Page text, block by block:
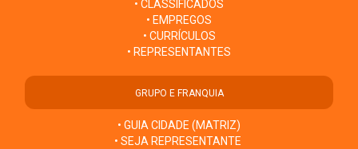
• CLASSIFICADOS
• EMPREGOS
• CURRÍCULOS
• REPRESENTANTES
GRUPO E FRANQUIA
• GUIA CIDADE (MATRIZ)
• SEJA REPRESENTANTE